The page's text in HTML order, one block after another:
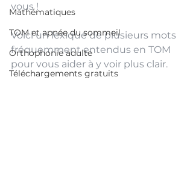
Mathématiques
TOM et apnée du sommeil
Orthophonie adulte
Téléchargements gratuits
vous !
Voici un lexique de plusieurs mots
fréquemment entendus en TOM
pour vous aider à y voir plus clair.